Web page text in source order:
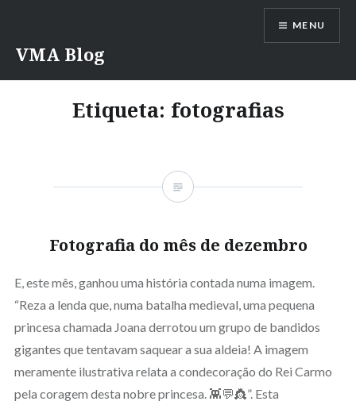
conteúdo
VMA Blog
MENU
Etiqueta: fotografias
Fotografia do mês de dezembro
E, este mês, ganhou uma história contada numa imagem.
“Reza a lenda que, numa batalha medieval, uma pequena
princesa chamada Joana derrotou um grupo de bandidos
gigantes que tentavam saquear a sua aldeia! A imagem
meramente ilustrativa relata a condecoração do Rei Carmo
pela coragem desta nobre princesa. 👾💬👸”. Esta